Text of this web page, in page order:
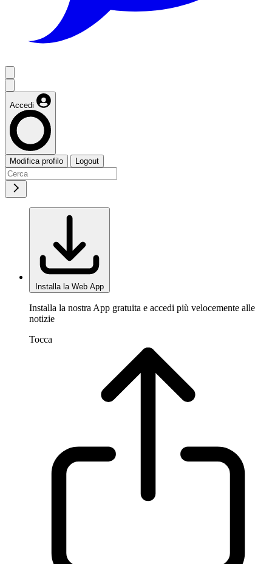
Accedi
Modifica profilo Logout
Installa la Web App
Installa la nostra App gratuita e accedi più velocemente alle
notizie
Tocca